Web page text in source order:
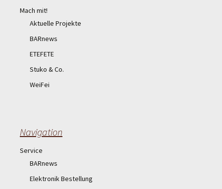
Mach mit!
Aktuelle Projekte
BARnews
ETEFETE
Stuko & Co.
WeiFei
Navigation
Service
BARnews
Elektronik Bestellung